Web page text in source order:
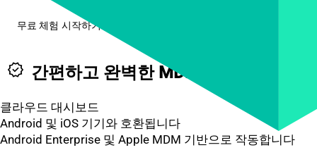
무료 체험 시작하기
verified 간편하고 완벽한 MDM 솔루션
클라우드 대시보드
Android 및 iOS 기기와 호환됩니다
Android Enterprise 및 Apple MDM 기반으로 작동합니다